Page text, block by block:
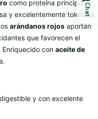
como proteína principal,
y excelentemente tolerada
arándanos rojos aportan
que favorecen el
Enriquecido con aceite de
y con excelente
Chat